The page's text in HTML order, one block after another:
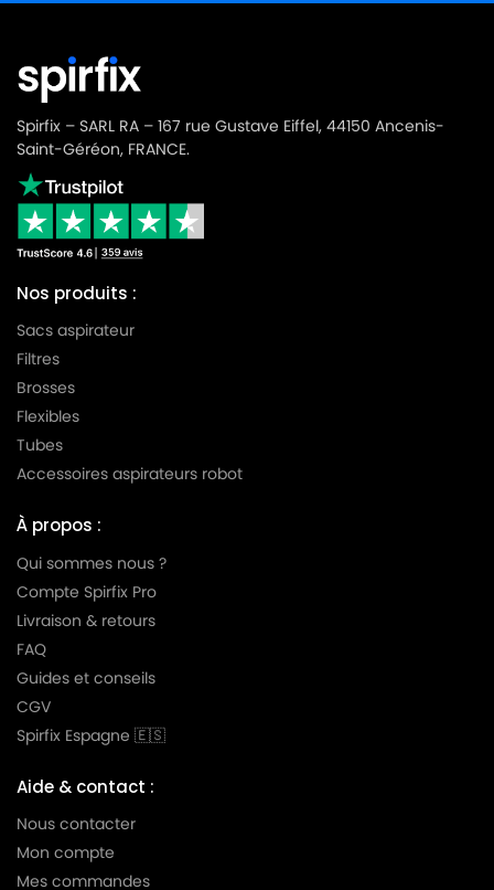
Spirfix – SARL RA – 167 rue Gustave Eiffel, 44150 Ancenis-
Saint-Géréon, FRANCE.
Nos produits :
Sacs aspirateur
Filtres
Brosses
Flexibles
Tubes
Accessoires aspirateurs robot
À propos :
Qui sommes nous ?
Compte Spirfix Pro
Livraison & retours
FAQ
Guides et conseils
CGV
Spirfix Espagne 🇪🇸
Aide & contact :
Nous contacter
Mon compte
Mes commandes